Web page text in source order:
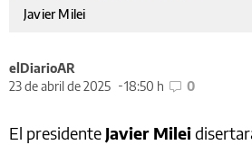
Javier Milei
elDiarioAR
23 de abril de 2025
18:50 h 0
El presidente Javier Milei